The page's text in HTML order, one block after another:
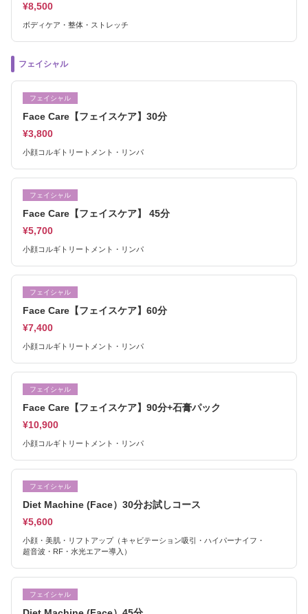
¥8,500
ボディケア・整体・ストレッチ
フェイシャル
フェイシャル
Face Care【フェイスケア】30分
¥3,800
小顔コルギトリートメント・リンパ
フェイシャル
Face Care【フェイスケア】 45分
¥5,700
小顔コルギトリートメント・リンパ
フェイシャル
Face Care【フェイスケア】60分
¥7,400
小顔コルギトリートメント・リンパ
フェイシャル
Face Care【フェイスケア】90分+石膏パック
¥10,900
小顔コルギトリートメント・リンパ
フェイシャル
Diet Machine (Face）30分お試しコース
¥5,600
小顔・美肌・リフトアップ（キャビテーション吸引・ハイパーナイフ・
超音波・RF・水光エアー導入）
フェイシャル